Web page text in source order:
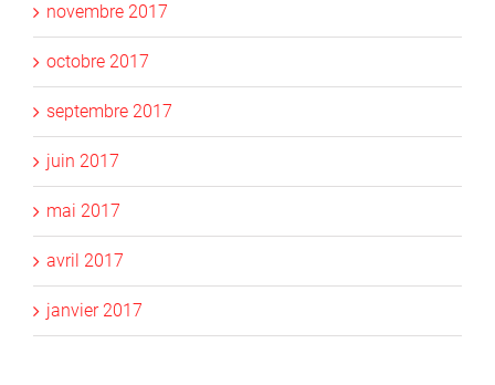
novembre 2017
octobre 2017
septembre 2017
juin 2017
mai 2017
avril 2017
janvier 2017